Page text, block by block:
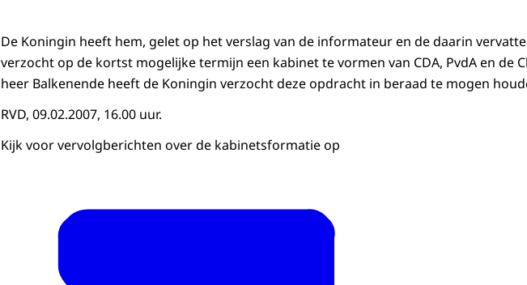
De Koningin heeft hem, gelet op het verslag van de informateur en de daarin
verzocht op de kortst mogelijke termijn een kabinet te vormen van CDA, PvdA en de
heer Balkenende heeft de Koningin verzocht deze opdracht in beraad te mogen
RVD, 09.02.2007, 16.00 uur.
Kijk voor vervolgberichten over de kabinetsformatie op